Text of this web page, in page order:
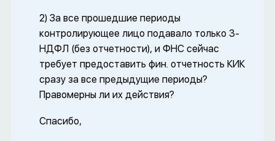
2) За все прошедшие периоды
контролирующее лицо подавало только 3-
НДФЛ (без отчетности), и ФНС сейчас
требует предоставить фин. отчетность КИК
сразу за все предыдущие периоды?
Правомерны ли их действия?
Спасибо,